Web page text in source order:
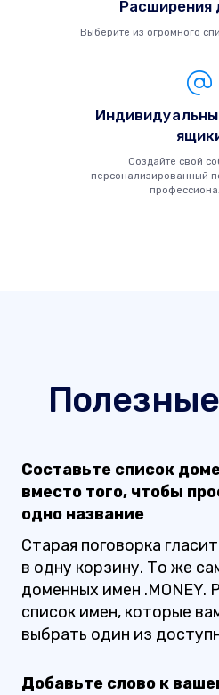
Расширения
Выберите из огромного
Создайте свой
персонализированный
Составьте список
вместо того, чтобы
одно название
Старая поговорка
в одну корзину. То же
доменных имен .MONEY.
список имен, которые
выбрать один из
Добавьте слово к